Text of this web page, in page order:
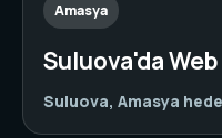
Amasya
Suluova'da
Suluova, Amasya